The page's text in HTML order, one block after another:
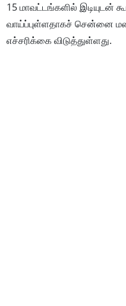
15 மாவட்டங்களில் இடியுடன்
வாய்ப்புள்ளதாகச் சென்னை
எச்சரிக்கை விடுத்துள்ளது.